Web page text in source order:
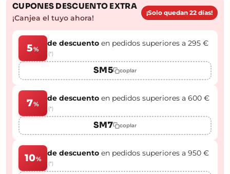
CUPONES DESCUENTO EXTRA
¡Canjea el tuyo ahora!
¡Solo quedan 22 días!
5%
de descuento en pedidos superiores a 295 €
(*)
SM5 copiar
7%
de descuento en pedidos superiores a 600 €
(*)
SM7 copiar
10%
de descuento en pedidos superiores a 950 €
(*)